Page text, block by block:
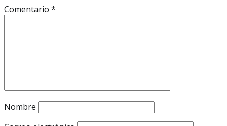
Comentario *
Nombre